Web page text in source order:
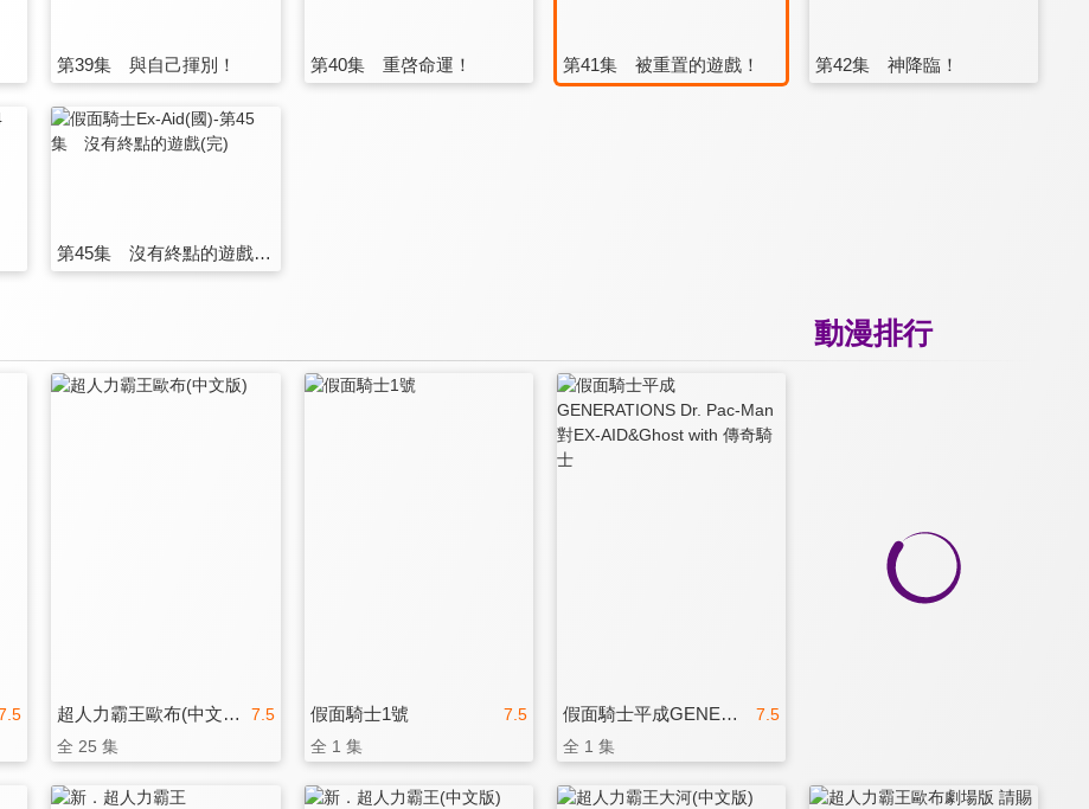
第39集 與自己揮別！ 第40集 重啓命運！ 第41集 被重置的遊戲！ 第42集 神降臨！
第45集 沒有終點的遊戲(完)
動漫排行
7.5
超人力霸王歐布(中文版)
全 25 集
7.5
假面騎士1號
全 1 集
7.5
假面騎士平成GENERATIONS Dr. Pac-Man對EX-AID&Ghost with 傳奇騎士
全 1 集